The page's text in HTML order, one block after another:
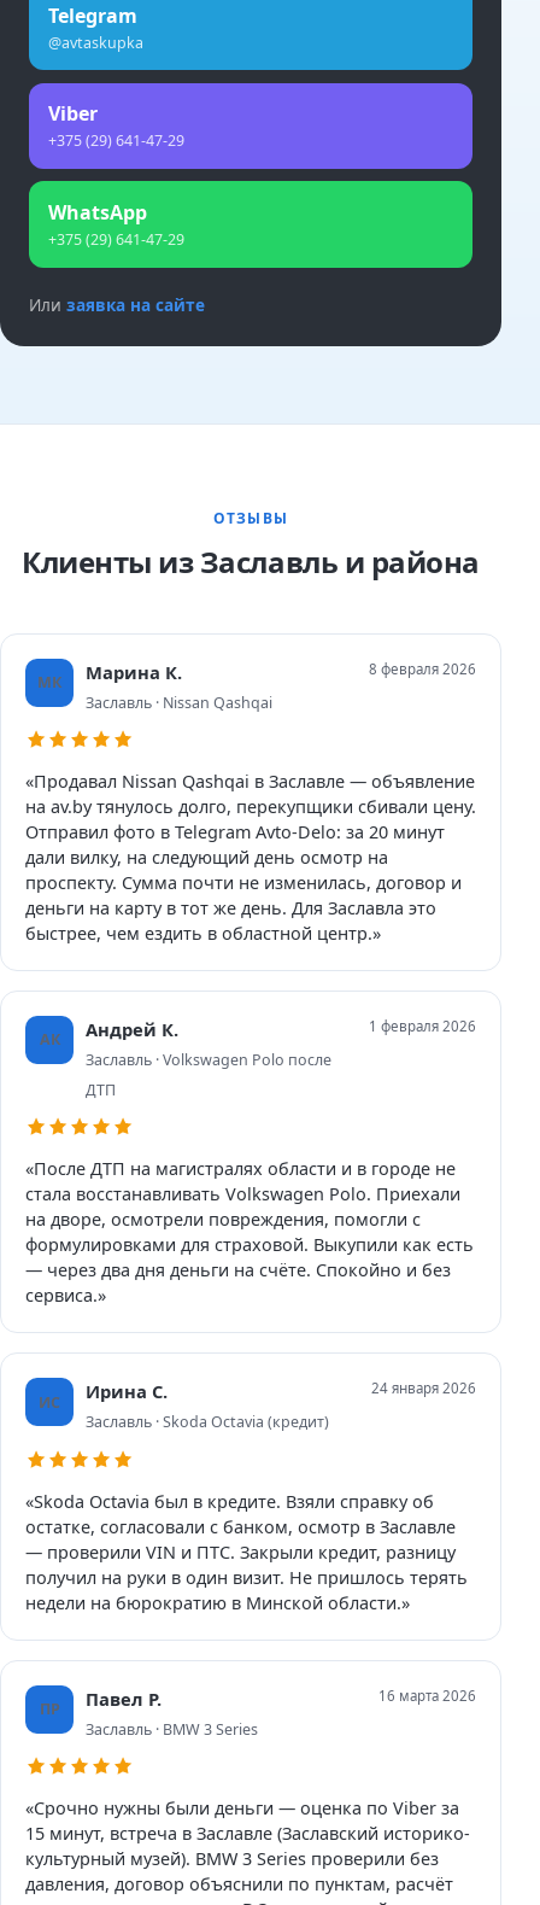
Telegram
@avtaskupka
Viber
+375 (29) 641-47-29
WhatsApp
+375 (29) 641-47-29
Или заявка на сайте
ОТЗЫВЫ
Клиенты из Заславль и района
МК Марина К.
Заславль · Nissan Qashqai
8 февраля 2026
«Продавал Nissan Qashqai в Заславле — объявление
на av.by тянулось долго, перекупщики сбивали цену.
Отправил фото в Telegram Avto-Delo: за 20 минут
дали вилку, на следующий день осмотр на
проспекту. Сумма почти не изменилась, договор и
деньги на карту в тот же день. Для Заславла это
быстрее, чем ездить в областной центр.»
АК Андрей К.
Заславль · Volkswagen Polo после
ДТП
1 февраля 2026
«После ДТП на магистралях области и в городе не
стала восстанавливать Volkswagen Polo. Приехали
на дворе, осмотрели повреждения, помогли с
формулировками для страховой. Выкупили как есть
— через два дня деньги на счёте. Спокойно и без
сервиса.»
ИС Ирина С.
Заславль · Skoda Octavia (кредит)
24 января 2026
«Skoda Octavia был в кредите. Взяли справку об
остатке, согласовали с банком, осмотр в Заславле
— проверили VIN и ПТС. Закрыли кредит, разницу
получил на руки в один визит. Не пришлось терять
недели на бюрократию в Минской области.»
ПР Павел Р.
Заславль · BMW 3 Series
16 марта 2026
«Срочно нужны были деньги — оценка по Viber за
15 минут, встреча в Заславле (Заславский историко-
культурный музей). BMW 3 Series проверили без
давления, договор объяснили по пунктам, расчёт